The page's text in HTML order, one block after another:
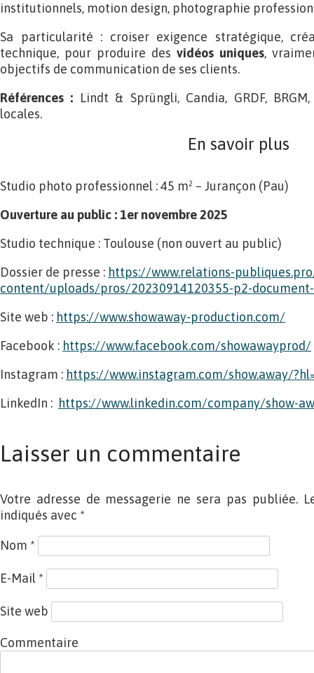
institutionnels, motion design, photographie
Sa particularité : croiser exigence stratégique,
technique, pour produire des vidéos uniques,
objectifs de communication de ses clients.
Références : Lindt & Sprüngli, Candia, GRDF,
locales.
En savoir plus
Studio photo professionnel : 45 m² – Jurançon (Pau)
Ouverture au public : 1er novembre 2025
Studio technique : Toulouse (non ouvert au public)
Dossier de presse : https://www.relations-
content/uploads/pros/20230914120355-p2-
Site web : https://www.showaway-production.com/
Facebook : https://www.facebook.com/showawayprod/
Instagram : https://www.instagram.com/show.away/
LinkedIn : https://www.linkedin.com/company/show-
Laisser un commentaire
Votre adresse de messagerie ne sera pas publiée.
indiqués avec *
Nom *
E-Mail *
Site web
Commentaire